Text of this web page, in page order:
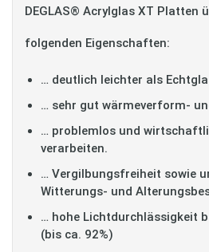
DEGLAS® Acrylglas XT Platten
folgenden Eigenschaften:
… deutlich leichter als
… sehr gut wärmeverform-
… problemlos und
verarbeiten.
… Vergilbungsfreiheit sowie
Witterungs- und
… hohe Lichtdurchlässigkeit
(bis ca. 92%)